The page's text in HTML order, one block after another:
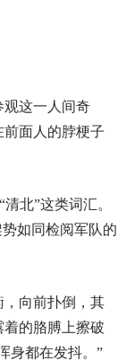
观这一人间奇
面人的脖梗子
北”这类词汇。
如同检阅军队的
向前扑倒，其
的胳膊上擦破
身都在发抖。”